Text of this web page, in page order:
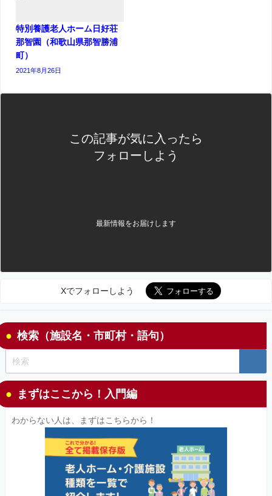
特別養護老人ホーム日好荘
那智園（和歌山県那智勝浦
町）
2021年8月26日
この記事が気に入ったら
フォローしよう
最新情報をお届けします
Xでフォローしよう
検索（施設名・市町村・語句）
まずはここから！入門編
わからない人は、まずはこちらから！